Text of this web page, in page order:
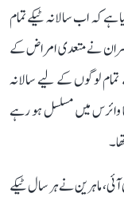
کہ اب سالانہ ٹیکے تمام
نے متعدی امراض کے
اس سے زائد کے تمام لوگوں کے لیے سالانہ
وائرس میں مسلسل ہو رہے
مرض میں کمی آئی، ماہرین نے ہر سال ٹیکے